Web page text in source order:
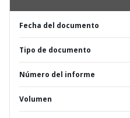
Fecha del documento
Tipo de documento
Número del informe
Volumen